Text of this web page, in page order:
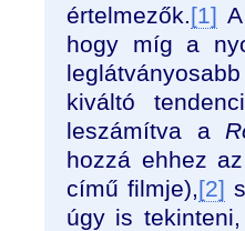
értelmezők.[1]
hogy míg a
kiváltó
leszámítva a
hozzá ehhez
című filmje),[2]
úgy is